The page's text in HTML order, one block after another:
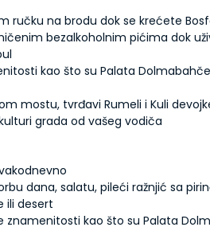
ručku na brodu dok se krećete
bezalkoholnim pićima dok
kao što su Palata
mostu, tvrđavi Rumeli i Kuli
grada od vašeg vodiča
dana, salatu, pileći ražnjić sa
ili desert
znamenitosti kao što su Palata